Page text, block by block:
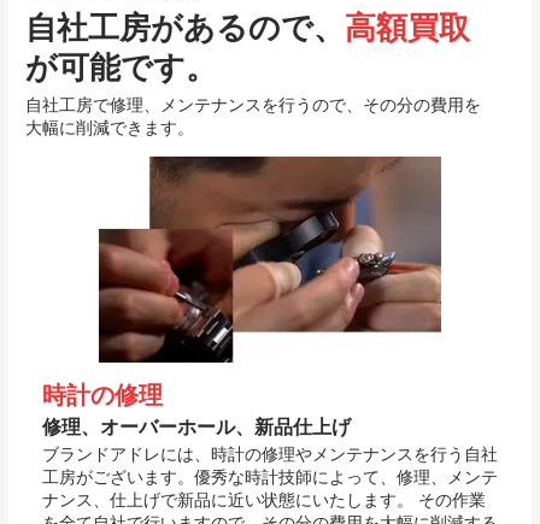
自社工房があるので、 高額買取
が可能です。
自社工房で修理、メンテナンスを行うので、その分の費用を
大幅に削減できます。
時計の修理
修理、オーバーホール、新品仕上げ
ブランドアドレには、時計の修理やメンテナンスを行う自社
工房がございます。優秀な時計技師によって、修理、メンテ
ナンス、仕上げで新品に近い状態にいたします。 その作業